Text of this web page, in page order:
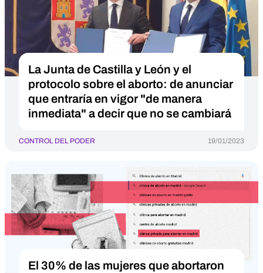
La Junta de Castilla y León y el
protocolo sobre el aborto: de anunciar
que entraría en vigor "de manera
inmediata" a decir que no se cambiará
CONTROL DEL PODER 19/01/2023
El 30% de las mujeres que abortaron